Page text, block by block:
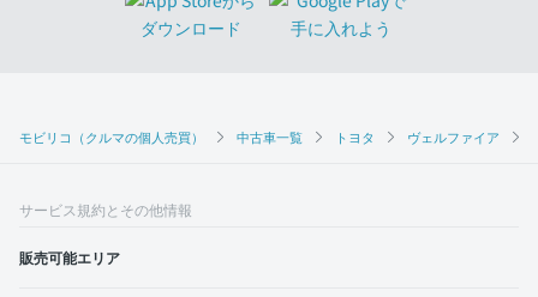
モビリコ（クルマの個人売買） 中古車一覧 トヨタ ヴェルファイア
サービス規約とその他情報
販売可能エリア